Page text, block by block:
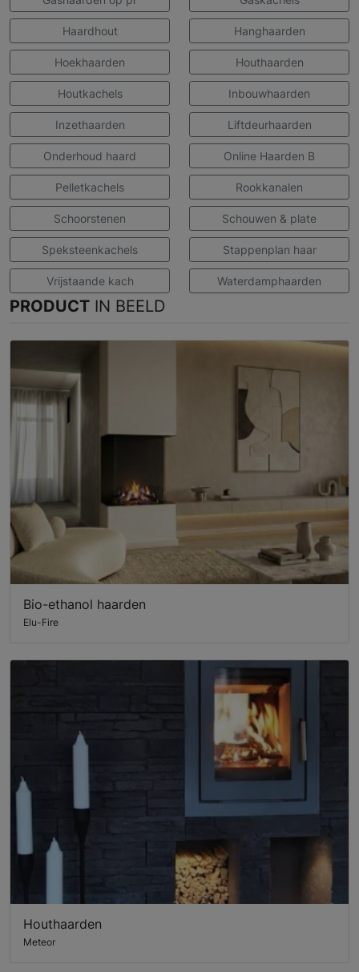
Haardhout Hanghaarden
Hoekhaarden Houthaarden
Houtkachels Inbouwhaarden
Inzethaarden Liftdeurhaarden
Onderhoud haard Online Haarden B
Pelletkachels Rookkanalen
Schoorstenen Schouwen & plate
Speksteenkachels Stappenplan haar
Vrijstaande kach Waterdamphaarden
PRODUCT IN BEELD
Bio-ethanol haarden
Elu-Fire
Houthaarden
Meteor